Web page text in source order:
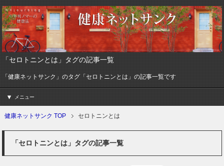
「セロトニンとは」タグの記事一覧
「健康ネットサンク」のタグ「セロトニンとは」の記事一覧です
メニュー
健康ネットサンク TOP セロトニンとは
「セロトニンとは」タグの記事一覧